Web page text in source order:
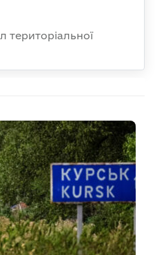
територіальної